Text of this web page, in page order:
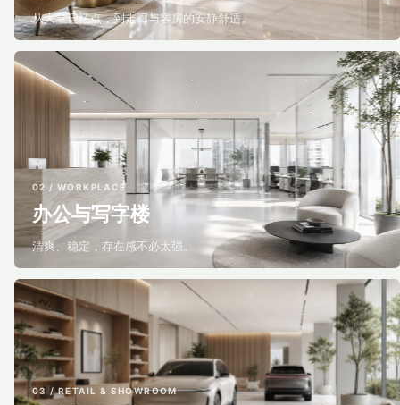
从大堂记忆点，到走廊与客房的安静舒适。
02 / WORKPLACE
办公与写字楼
清爽、稳定，存在感不必太强。
03 / RETAIL & SHOWROOM